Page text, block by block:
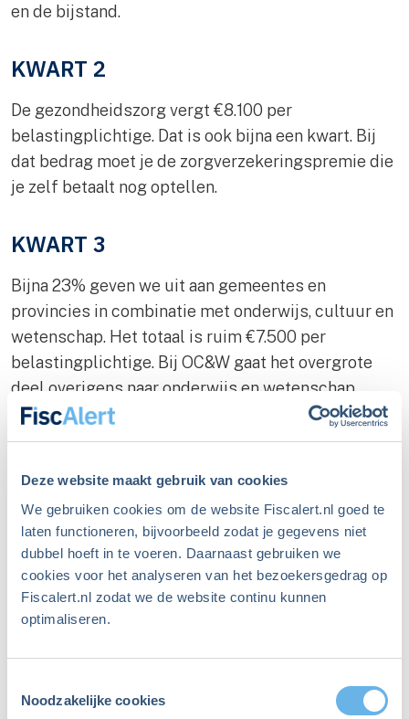
Deze website maakt gebruik van cookies
We gebruiken cookies om de website Fiscalert.nl goed te
laten functioneren, bijvoorbeeld zodat je gegevens niet
dubbel hoeft in te voeren. Daarnaast gebruiken we
cookies voor het analyseren van het bezoekersgedrag op
Fiscalert.nl zodat we de website continu kunnen
optimaliseren.
Noodzakelijke cookies
en de bijstand.
KWART 2
De gezondheidszorg vergt €8.100 per
belastingplichtige. Dat is ook bijna een kwart. Bij
dat bedrag moet je de zorgverzekeringspremie die
je zelf betaalt nog optellen.
KWART 3
Bijna 23% geven we uit aan gemeentes en
provincies in combinatie met onderwijs, cultuur en
wetenschap. Het totaal is ruim €7.500 per
belastingplichtige. Bij OC&W gaat het overgrote
deel overigens naar onderwijs en wetenschap.
LAATSTE KWART
Het laatste deel beslaat 14 regels die samen bijna
27% van de uitgaven zijn.
De uitgaven aan defensie stijgen in 2026 met 67%
van €1.300 naar €2.200 per persoon. Onze bijdrage
aan de Oekraïne zit her en der verspreid. Ik vond in
rentelasten op de staatschuld lopen op, van €590